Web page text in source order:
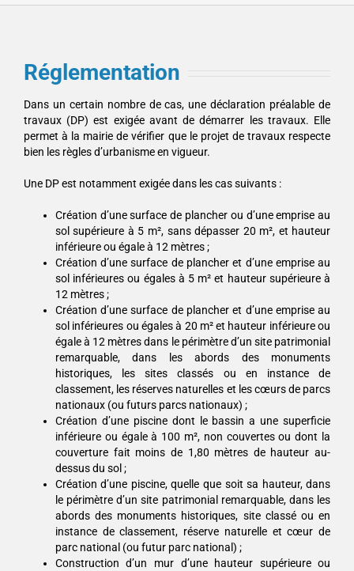
Réglementation
Dans un certain nombre de cas, une déclaration préalable de
travaux (DP) est exigée avant de démarrer les travaux. Elle
permet à la mairie de vérifier que le projet de travaux respecte
bien les règles d’urbanisme en vigueur.
Une DP est notamment exigée dans les cas suivants :
Création d’une surface de plancher ou d’une emprise au
sol supérieure à 5 m², sans dépasser 20 m², et hauteur
inférieure ou égale à 12 mètres ;
Création d’une surface de plancher et d’une emprise au
sol inférieures ou égales à 5 m² et hauteur supérieure à
12 mètres ;
Création d’une surface de plancher et d’une emprise au
sol inférieures ou égales à 20 m² et hauteur inférieure ou
égale à 12 mètres dans le périmètre d’un site patrimonial
remarquable, dans les abords des monuments
historiques, les sites classés ou en instance de
classement, les réserves naturelles et les cœurs de parcs
nationaux (ou futurs parcs nationaux) ;
Création d’une piscine dont le bassin a une superficie
inférieure ou égale à 100 m², non couvertes ou dont la
couverture fait moins de 1,80 mètres de hauteur au-
dessus du sol ;
Création d’une piscine, quelle que soit sa hauteur, dans
le périmètre d’un site patrimonial remarquable, dans les
abords des monuments historiques, site classé ou en
instance de classement, réserve naturelle et cœur de
parc national (ou futur parc national) ;
Construction d’un mur d’une hauteur supérieure ou